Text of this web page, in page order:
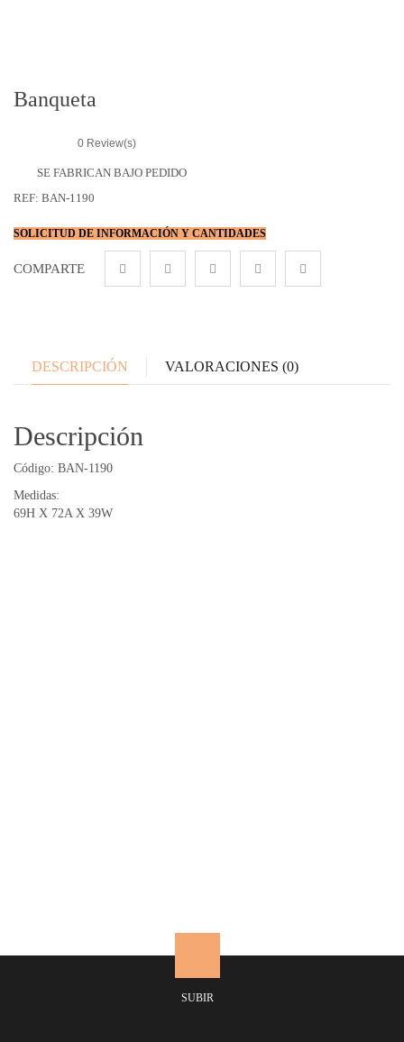
Banqueta
0 Review(s)
SE FABRICAN BAJO PEDIDO
REF: BAN-1190
SOLICITUD DE INFORMACIÓN Y CANTIDADES
COMPARTE
DESCRIPCIÓN VALORACIONES (0)
Descripción
Código: BAN-1190
Medidas:
69H X 72A X 39W
SUBIR